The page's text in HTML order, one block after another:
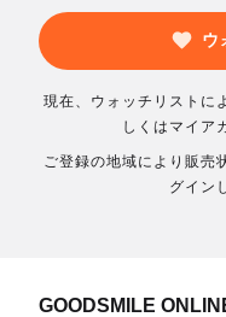
ウ
現在、ウォッチリストに
しくはマイア
ご登録の地域により販売
グイン
GOODSMILE